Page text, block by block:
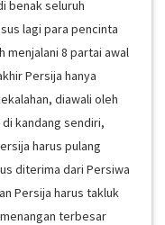
benak seluruh
lagi para pencinta
menjalani 8 partai awal
Persija hanya
diawali oleh
kandang sendiri,
harus pulang
diterima dari Persiwa
Persija harus takluk
terbesar